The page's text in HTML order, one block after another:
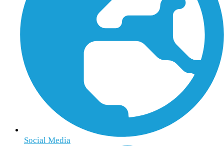
Social Media